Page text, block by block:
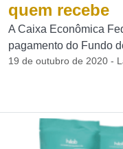
quem recebe
A Caixa Econômica
pagamento do Fundo
19 de outubro de 2020 -